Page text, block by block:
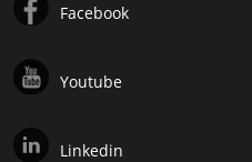
Facebook
Youtube
Linkedin